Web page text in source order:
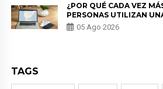
¿POR QUÉ CADA VEZ
PERSONAS UTILIZAN
PARA PROTEGER SU
PRIVACIDAD?
05 Ago 2026
TAGS